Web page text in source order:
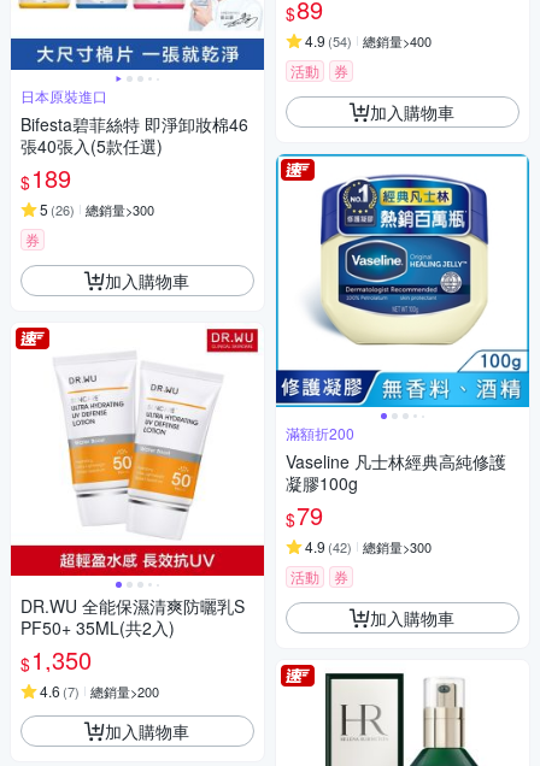
日本原裝進口
Bifesta碧菲絲特 即淨卸妝棉46
張40張入(5款任選)
$189
5 (26) 總銷量>300
券
加入購物車
DR.WU 全能保濕清爽防曬乳S
PF50+ 35ML(共2入)
$1,350
4.6 (7) 總銷量>200
加入購物車
$89
4.9 (54) 總銷量>400
活動 券
加入購物車
滿額折200
Vaseline 凡士林經典高純修護
凝膠100g
$79
4.9 (42) 總銷量>300
活動 券
加入購物車